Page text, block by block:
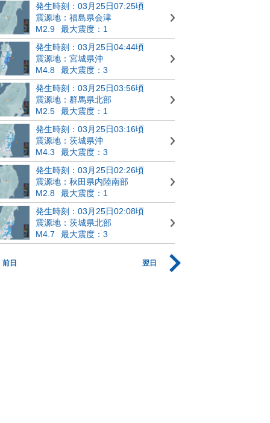
発生時刻：03月25日07:25頃
震源地：福島県会津
M2.9
最大震度：1
発生時刻：03月25日04:44頃
震源地：宮城県沖
M4.8
最大震度：3
発生時刻：03月25日03:56頃
震源地：群馬県北部
M2.5
最大震度：1
発生時刻：03月25日03:16頃
震源地：茨城県沖
M4.3
最大震度：3
発生時刻：03月25日02:26頃
震源地：秋田県内陸南部
M2.8
最大震度：1
発生時刻：03月25日02:08頃
震源地：茨城県北部
M4.7
最大震度：3
前日 翌日